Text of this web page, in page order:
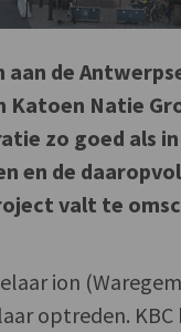
de
Katoen Natie
zo goed als
en de
valt te
ion
optreden.